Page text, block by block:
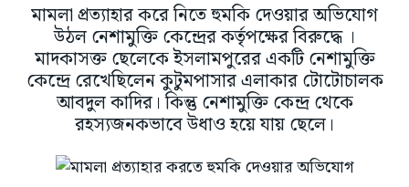
মামলা প্রত্যাহার করে নিতে হুমকি দেওয়ার অভিযোগ
উঠল নেশামুক্তি কেন্দ্রের কর্তৃপক্ষের বিরুদ্ধে ।
মাদকাসক্ত ছেলেকে ইসলামপুরের একটি নেশামুক্তি
কেন্দ্রে রেখেছিলেন কুটুমপাসার এলাকার টোটোচালক
আবদুল কাদির। কিন্তু নেশামুক্তি কেন্দ্র থেকে
রহস্যজনকভাবে উধাও হয়ে যায় ছেলে।